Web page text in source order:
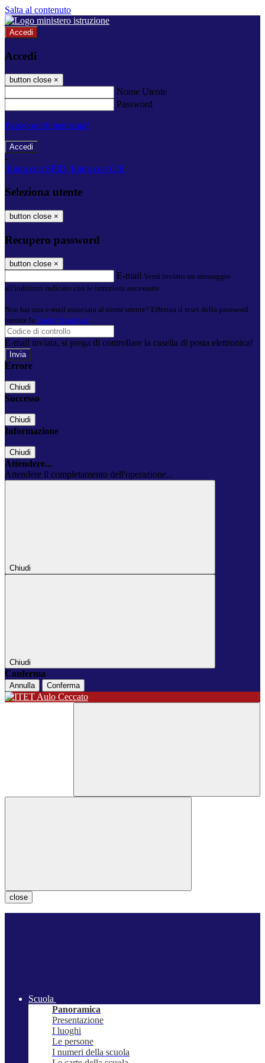
Salta al contenuto
Accedi
Accedi
button close ×
Nome Utente
Password
Password dimenticata?
-
Entra con SPID Entra con CIE
Seleziona utente
button close ×
Recupero password
button close ×
E-mail Verrà inviato un messaggio
all'indirizzo indicato con le istruzioni necessarie.
Non hai una e-mail associata al nome utente? Effettua il reset della password
tramite la Login Spaggiari
E-mail inviata, si prega di controllare la casella di posta elettronica!
Errore
Chiudi
Successo
Chiudi
Informazione
Chiudi
Attendere...
Attendere il completamento dell'operazione...
Chiudi
Chiudi
Conferma
Annulla Conferma
close
Scuola
Panoramica
Presentazione
I luoghi
Le persone
I numeri della scuola